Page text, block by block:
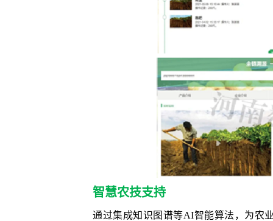
智慧农技支持
通过集成知识图谱等AI智能算法，为农